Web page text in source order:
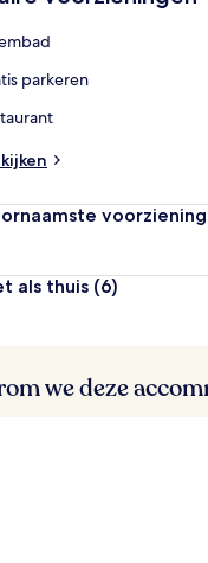
parkeren
als thuis (6)
we deze